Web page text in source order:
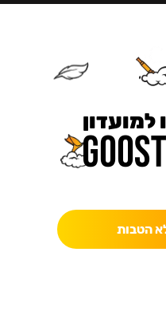
למועדון
הטבות